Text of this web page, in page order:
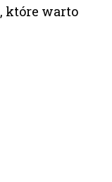
, które warto